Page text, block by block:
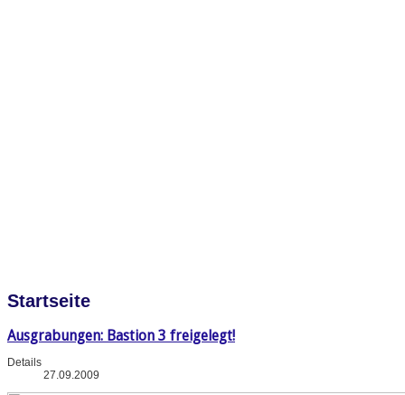
Startseite
Ausgrabungen: Bastion 3 freigelegt!
Details
27.09.2009